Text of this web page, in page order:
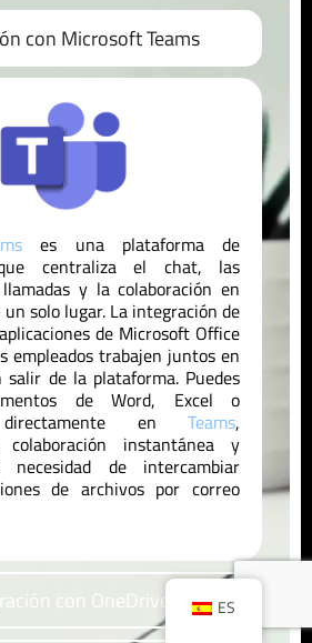
con Microsoft Teams
con OneDrive
es una plataforma de
que centraliza el chat, las
y la colaboración en
solo lugar. La integración de
de Microsoft Office
empleados trabajen juntos en
de la plataforma. Puedes
de Word, Excel o
directamente en Teams,
instantánea y
necesidad de intercambiar
de archivos por correo
ES